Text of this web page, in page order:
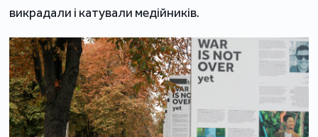
викрадали і катували медійників.